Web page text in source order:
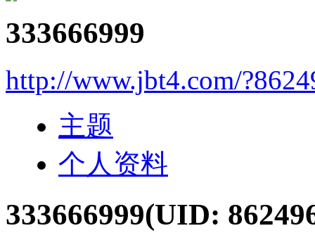
333666999
http://www.jbt4.com/
主题
个人资料
333666999(UID: